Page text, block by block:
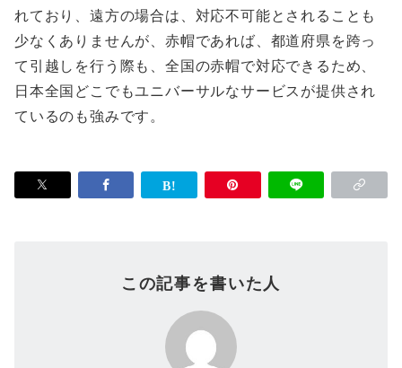
れており、遠方の場合は、対応不可能とされることも
少なくありませんが、赤帽であれば、都道府県を跨っ
て引越しを行う際も、全国の赤帽で対応できるため、
日本全国どこでもユニバーサルなサービスが提供され
ているのも強みです。
この記事を書いた人